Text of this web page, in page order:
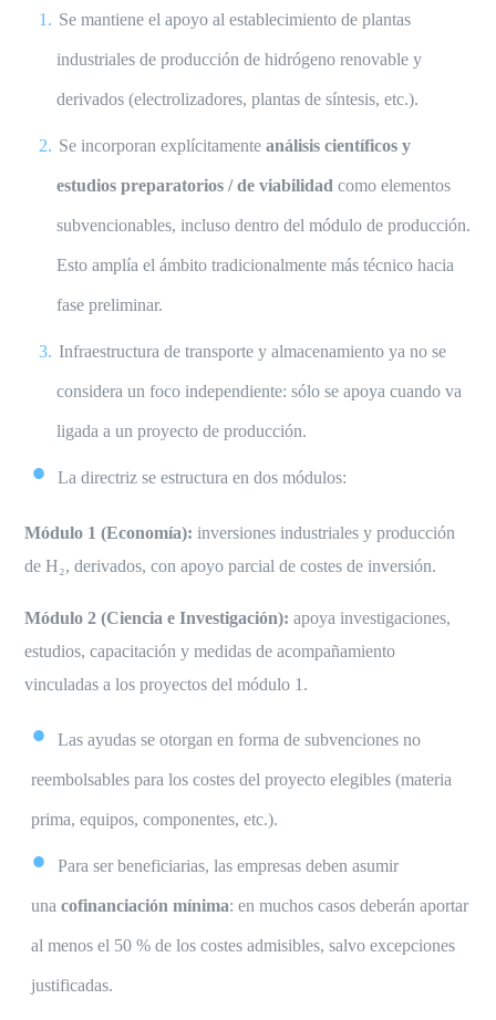
Se mantiene el apoyo al establecimiento de plantas
industriales de producción de hidrógeno renovable y
derivados (electrolizadores, plantas de síntesis, etc.).
Se incorporan explícitamente análisis científicos y
estudios preparatorios / de viabilidad como elementos
subvencionables, incluso dentro del módulo de producción.
Esto amplía el ámbito tradicionalmente más técnico hacia
fase preliminar.
Infraestructura de transporte y almacenamiento ya no se
considera un foco independiente: sólo se apoya cuando va
ligada a un proyecto de producción.
La directriz se estructura en dos módulos:
Módulo 1 (Economía): inversiones industriales y producción
de H₂, derivados, con apoyo parcial de costes de inversión.
Módulo 2 (Ciencia e Investigación): apoya investigaciones,
estudios, capacitación y medidas de acompañamiento
vinculadas a los proyectos del módulo 1.
Las ayudas se otorgan en forma de subvenciones no
reembolsables para los costes del proyecto elegibles (materia
prima, equipos, componentes, etc.).
Para ser beneficiarias, las empresas deben asumir
unacofinanciación mínima: en muchos casos deberán aportar
al menos el 50 % de los costes admisibles, salvo excepciones
justificadas.